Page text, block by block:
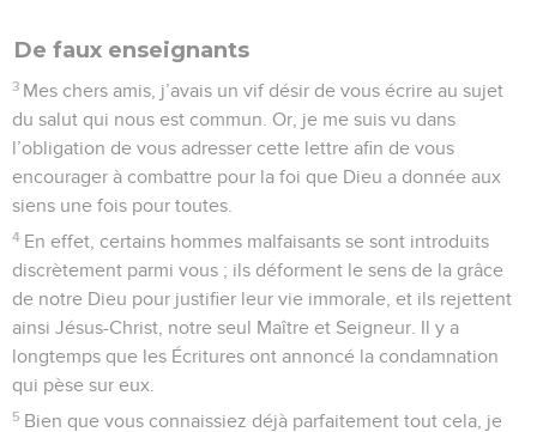
De faux enseignants
3 Mes chers amis, j’avais un vif désir de vous écrire au sujet
du salut qui nous est commun. Or, je me suis vu dans
l’obligation de vous adresser cette lettre afin de vous
encourager à combattre pour la foi que Dieu a donnée aux
siens une fois pour toutes.
4 En effet, certains hommes malfaisants se sont introduits
discrètement parmi vous ; ils déforment le sens de la grâce
de notre Dieu pour justifier leur vie immorale, et ils rejettent
ainsi Jésus-Christ, notre seul Maître et Seigneur. Il y a
longtemps que les Écritures ont annoncé la condamnation
qui pèse sur eux.
5 Bien que vous connaissiez déjà parfaitement tout cela, je